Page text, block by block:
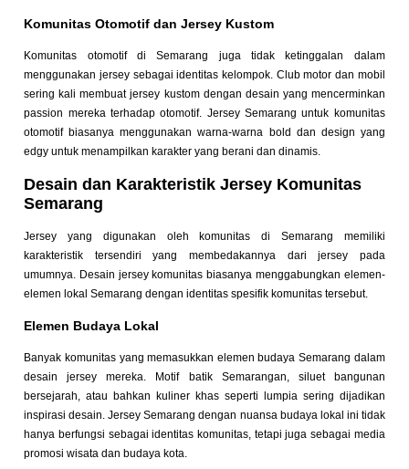
Komunitas Otomotif dan Jersey Kustom
Komunitas otomotif di Semarang juga tidak ketinggalan dalam
menggunakan jersey sebagai identitas kelompok. Club motor dan mobil
sering kali membuat jersey kustom dengan desain yang mencerminkan
passion mereka terhadap otomotif. Jersey Semarang untuk komunitas
otomotif biasanya menggunakan warna-warna bold dan design yang
edgy untuk menampilkan karakter yang berani dan dinamis.
Desain dan Karakteristik Jersey Komunitas
Semarang
Jersey yang digunakan oleh komunitas di Semarang memiliki
karakteristik tersendiri yang membedakannya dari jersey pada
umumnya. Desain jersey komunitas biasanya menggabungkan elemen-
elemen lokal Semarang dengan identitas spesifik komunitas tersebut.
Elemen Budaya Lokal
Banyak komunitas yang memasukkan elemen budaya Semarang dalam
desain jersey mereka. Motif batik Semarangan, siluet bangunan
bersejarah, atau bahkan kuliner khas seperti lumpia sering dijadikan
inspirasi desain. Jersey Semarang dengan nuansa budaya lokal ini tidak
hanya berfungsi sebagai identitas komunitas, tetapi juga sebagai media
promosi wisata dan budaya kota.